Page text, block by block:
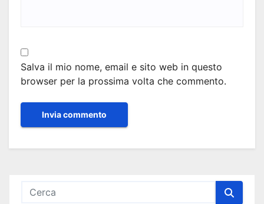
Salva il mio nome, email e sito web in questo
browser per la prossima volta che commento.